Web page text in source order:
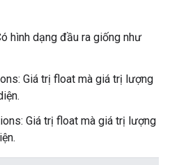
hình dạng đầu ra giống như
Giá trị float mà giá trị lượng
Giá trị float mà giá trị lượng